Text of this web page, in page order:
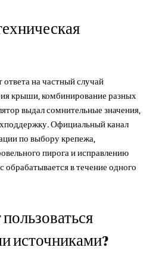
на частный случай
крыши, комбинирование разных
выдал сомнительные значения,
Официальный канал
по выбору крепежа,
пирога и исправлению
в течение одного
источниками?